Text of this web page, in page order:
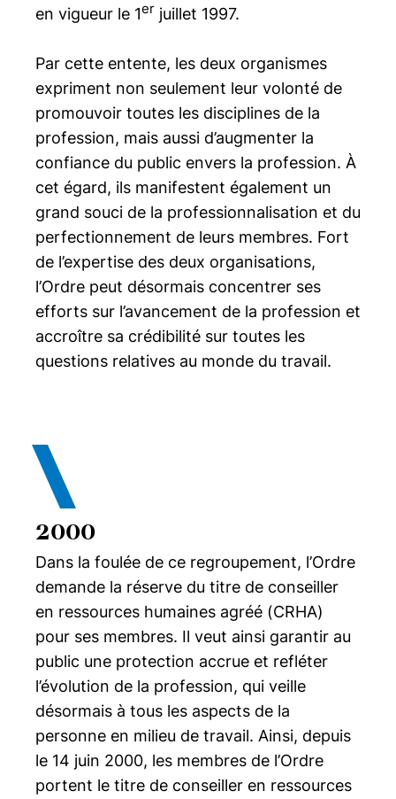
en vigueur le 1er juillet 1997.
Par cette entente, les deux organismes
expriment non seulement leur volonté de
promouvoir toutes les disciplines de la
profession, mais aussi d’augmenter la
confiance du public envers la profession. À
cet égard, ils manifestent également un
grand souci de la professionnalisation et du
perfectionnement de leurs membres. Fort
de l’expertise des deux organisations,
l’Ordre peut désormais concentrer ses
efforts sur l’avancement de la profession et
accroître sa crédibilité sur toutes les
questions relatives au monde du travail.
2000
Dans la foulée de ce regroupement, l’Ordre
demande la réserve du titre de conseiller
en ressources humaines agréé (CRHA)
pour ses membres. Il veut ainsi garantir au
public une protection accrue et refléter
l’évolution de la profession, qui veille
désormais à tous les aspects de la
personne en milieu de travail. Ainsi, depuis
le 14 juin 2000, les membres de l’Ordre
portent le titre de conseiller en ressources